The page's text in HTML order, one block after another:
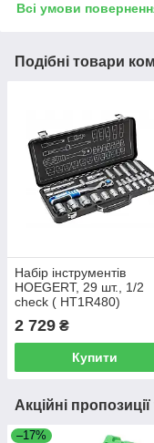
Всі умови
Подібні товари
Набір інструментів
HOEGERT, 29 шт., 1/2
check ( HT1R480)
2 729 ₴
Купити
Акційні
–17%